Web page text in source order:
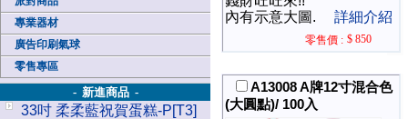
專業器材
廣告印刷氣球
零售專區
- 新進商品 -
33吋 柔柔藍祝賀蛋糕-P[T3]
內有示意大圖. 詳細介紹
零售價 : $ 850
A13008 A牌12寸混合色
(大圓點)/ 100入